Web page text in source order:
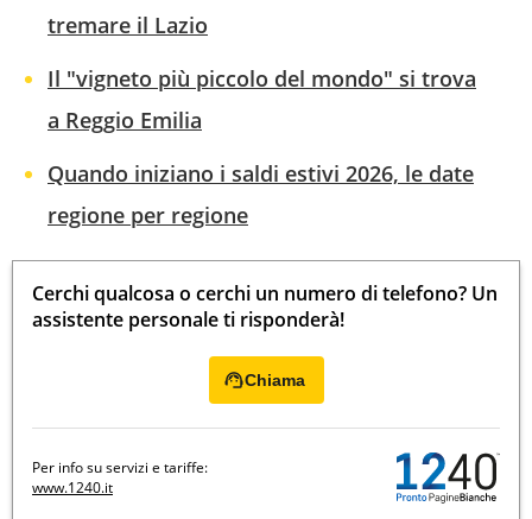
tremare il Lazio
Il "vigneto più piccolo del mondo" si trova
a Reggio Emilia
Quando iniziano i saldi estivi 2026, le date
regione per regione
Cerchi qualcosa o cerchi un numero di telefono? Un
assistente personale ti risponderà!
Chiama
Per info su servizi e tariffe:
www.1240.it